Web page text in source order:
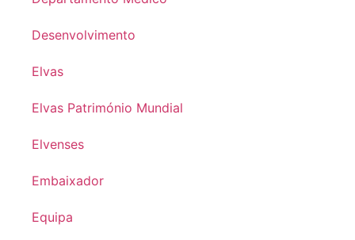
Desenvolvimento
Elvas
Elvas Património Mundial
Elvenses
Embaixador
Equipa